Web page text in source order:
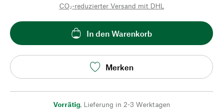
CO₂-reduzierter Versand mit DHL
In den Warenkorb
Merken
Vorrätig, Lieferung in 2-3 Werktagen